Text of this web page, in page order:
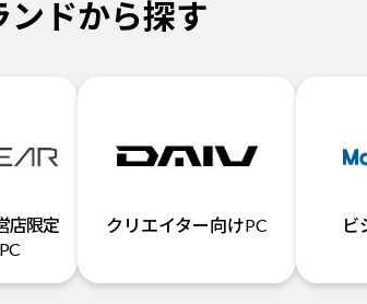
ンドから探す
店限定
クリエイター向けPC ビ